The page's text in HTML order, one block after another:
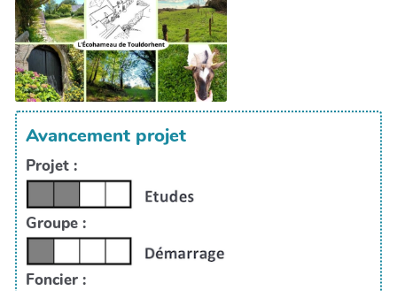
Avancement projet
Projet :
Groupe :
Foncier :